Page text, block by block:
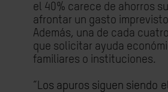
el 40% carece de ahorros
afrontar un gasto
Además, una de cada
que solicitar ayuda
familiares o instituciones.
“Los apuros siguen siendo